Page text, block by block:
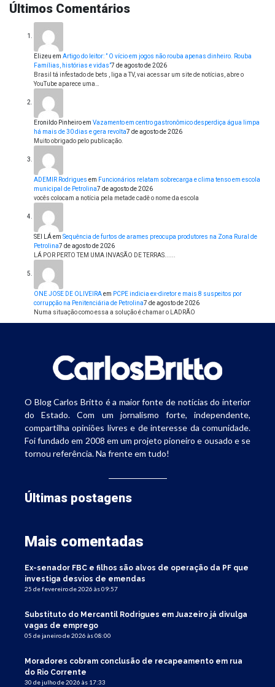
Últimos Comentários
Elizeu em Artigo do leitor: ” O vício em jogos não rouba apenas dinheiro. Rouba
Famílias, histórias e vidas”7 de agosto de 2026
Brasil tá infestado de bets , liga a TV, vai acessar um site de notícias, abre o
YouTube aparece uma…
Eronildo Pinheiroem Vazamento em centro gastronômico desperdiça água limpa
há mais de 30 dias e gera revolta7 de agosto de 2026
Muito obrigado pelo publicação.
ADEMIR Rodrigues em Funcionários relatam sobrecarga e clima tenso em escola
municipal de Petrolina7 de agosto de 2026
vocês colocam a notícia pela metade cadê o nome da escola
SEI LÁem Sequência de furtos de arames preocupa produtores na Zona Rural de
Petrolina7 de agosto de 2026
LÁ POR PERTO TEM UMA INVASÃO DE TERRAS......
ONE JOSE DE OLIVEIRAem PCPE indicia ex-diretor e mais 8 suspeitos por
corrupção na Penitenciária de Petrolina7 de agosto de 2026
Numa situação como essa a solução é chamar o LADRÃO
O Blog Carlos Britto é a maior fonte de notícias do interior
do Estado. Com um jornalismo forte, independente,
compartilha opiniões livres e de interesse da comunidade.
Foi fundado em 2008 em um projeto pioneiro e ousado e se
tornou referência. Na frente em tudo!
Últimas postagens
Mais comentadas
Ex-senador FBC e filhos são alvos de operação da PF que
investiga desvios de emendas
25 de fevereiro de 2026 às 09:57
Substituto do Mercantil Rodrigues em Juazeiro já divulga
vagas de emprego
05 de janeiro de 2026 às 08:00
Moradores cobram conclusão de recapeamento em rua
do Rio Corrente
30 de julho de 2026 às 17:33